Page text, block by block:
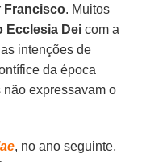
Francisco. Muitos
Ecclesia Dei com a
intenções de
da época
não expressavam o
, no ano seguinte,